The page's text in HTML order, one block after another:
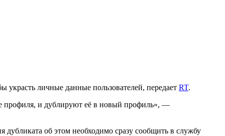
личные данные пользователей, передает RT.
профиля, и дублируют её в новый профиль», —
об этом необходимо сразу сообщить в службу